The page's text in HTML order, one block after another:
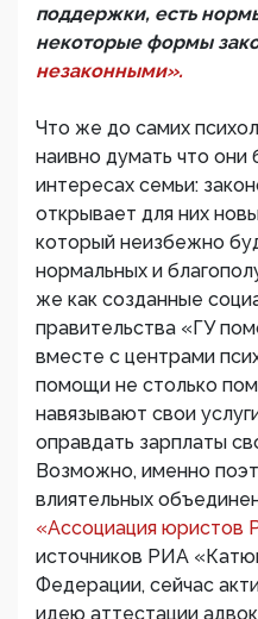
поддержки, есть
некоторые формы
незаконными».
Что же до самих
наивно думать что они
интересах семьи:
открывает для них
который неизбежно
нормальных и
же как созданные
правительства «ГУ
вместе с центрами
помощи не столько
навязывают свои
оправдать зарплаты
Возможно, именно
влиятельных
«Ассоциация юристов
источников РИА
Федерации, сейчас
идею аттестации